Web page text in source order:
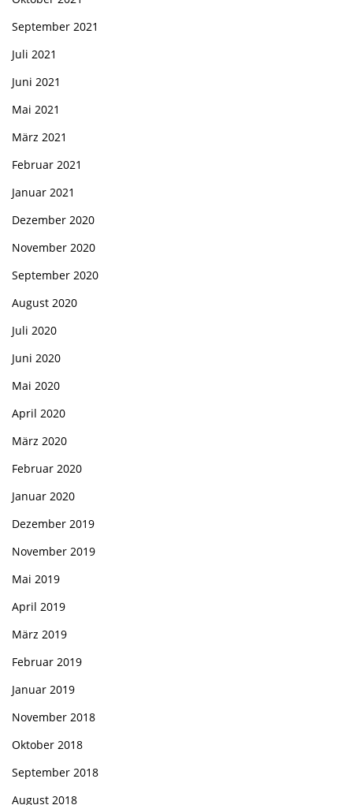
September 2021
Juli 2021
Juni 2021
Mai 2021
März 2021
Februar 2021
Januar 2021
Dezember 2020
November 2020
September 2020
August 2020
Juli 2020
Juni 2020
Mai 2020
April 2020
März 2020
Februar 2020
Januar 2020
Dezember 2019
November 2019
Mai 2019
April 2019
März 2019
Februar 2019
Januar 2019
November 2018
Oktober 2018
September 2018
August 2018